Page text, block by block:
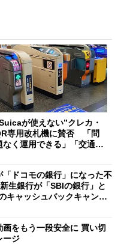
が使えない”クレカ・
専用改札機に賛否 「問
なく運用できる」「交通系I
「ドコモの銀行」になった不
生銀行が「SBIの銀行」と
キャッシュバックキャンペ
画をもう一段安全に 買い切
ージ